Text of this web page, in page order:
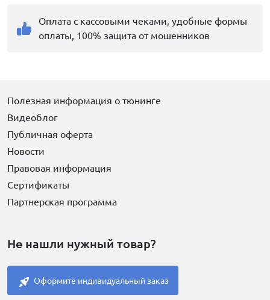
Оплата с кассовыми чеками, удобные формы
оплаты, 100% защита от мошенников
Полезная информация о тюнинге
Видеоблог
Публичная оферта
Новости
Правовая информация
Сертификаты
Партнерская программа
Не нашли нужный товар?
Оформите индивидуальный заказ